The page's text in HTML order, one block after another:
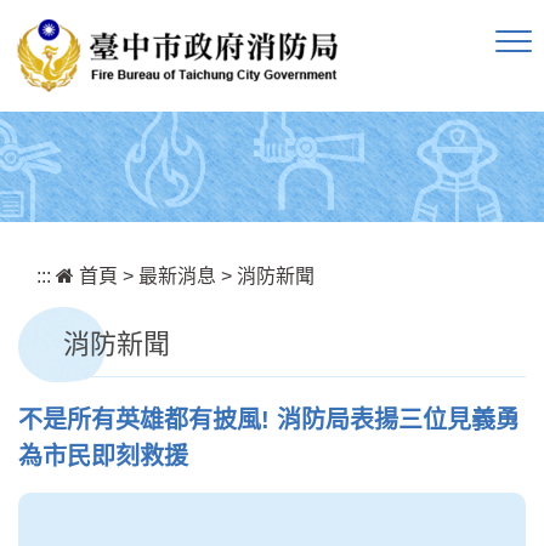
::: 首頁 > 最新消息 > 消防新聞
消防新聞
不是所有英雄都有披風! 消防局表揚三位見義勇
為市民即刻救援